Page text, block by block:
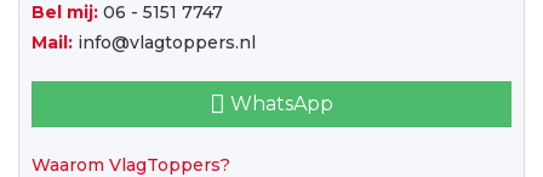
Bel mij: 06 - 5151 7747
Mail: info@vlagtoppers.nl
WhatsApp
Waarom VlagToppers?